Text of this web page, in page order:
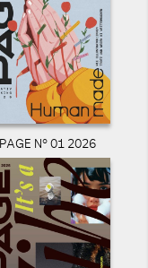
PAGE N° 01 2026